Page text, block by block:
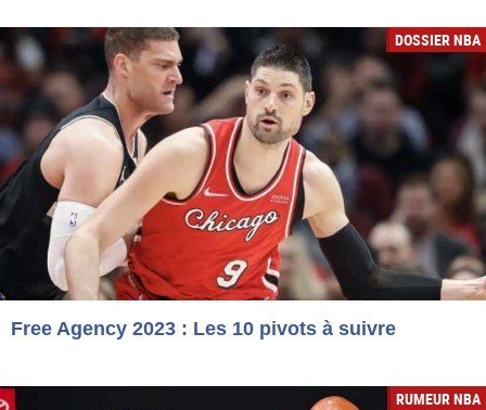
DOSSIER NBA
Free Agency 2023 : Les 10 pivots à suivre
RUMEUR NBA